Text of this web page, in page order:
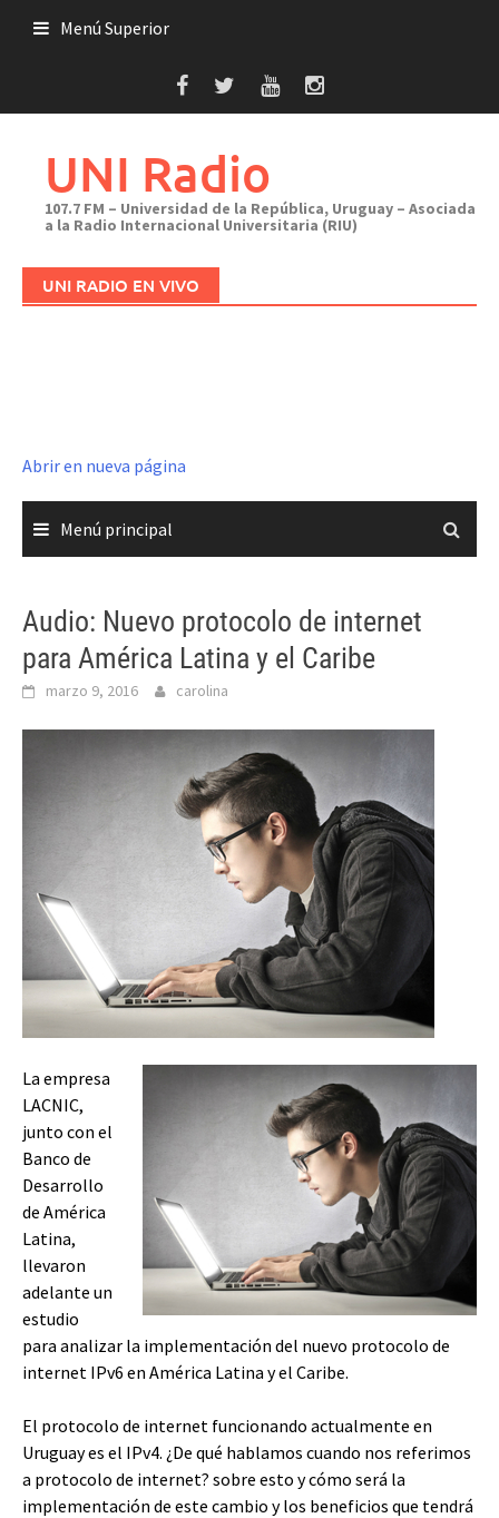
Menú Superior
UNI Radio
107.7 FM – Universidad de la República, Uruguay – Asociada
a la Radio Internacional Universitaria (RIU)
UNI RADIO EN VIVO
Abrir en nueva página
Menú principal
Audio: Nuevo protocolo de internet
para América Latina y el Caribe
marzo 9, 2016 carolina
La empresa
LACNIC,
junto con el
Banco de
Desarrollo
de América
Latina,
llevaron
adelante un
estudio
para analizar la implementación del nuevo protocolo de
internet IPv6 en América Latina y el Caribe.
El protocolo de internet funcionando actualmente en
Uruguay es el IPv4. ¿De qué hablamos cuando nos referimos
a protocolo de internet? sobre esto y cómo será la
implementación de este cambio y los beneficios que tendrá